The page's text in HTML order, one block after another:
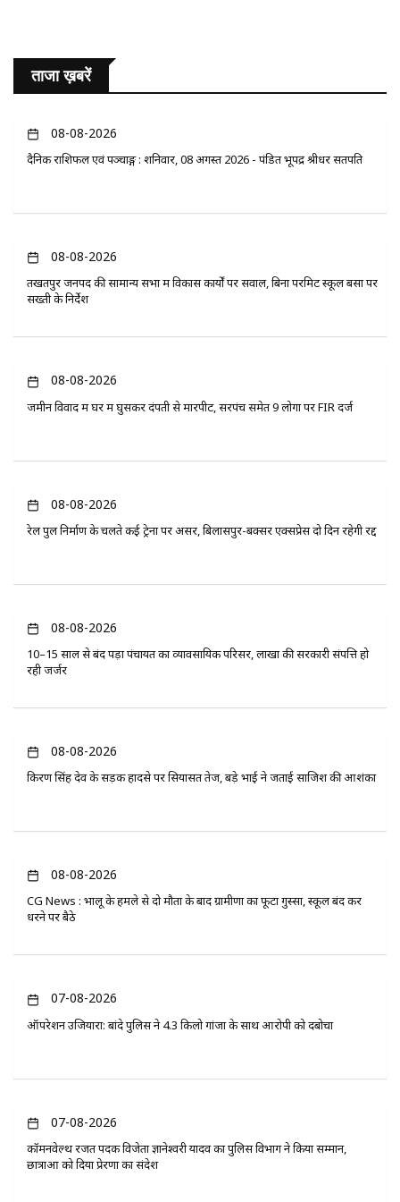
ताजा ख़बरें
08-08-2026
दैनिक राशिफल एवं पञ्चाङ्ग : शनिवार, 08 अगस्त 2026 - पंडित भूपेंद्र श्रीधर सतपति
08-08-2026
तखतपुर जनपद की सामान्य सभा में विकास कार्यों पर सवाल, बिना परमिट स्कूल बसों पर
सख्ती के निर्देश
08-08-2026
जमीन विवाद में घर में घुसकर दंपती से मारपीट, सरपंच समेत 9 लोगों पर FIR दर्ज
08-08-2026
रेल पुल निर्माण के चलते कई ट्रेनों पर असर, बिलासपुर-बक्सर एक्सप्रेस दो दिन रहेगी रद्द
08-08-2026
10–15 साल से बंद पड़ा पंचायत का व्यावसायिक परिसर, लाखों की सरकारी संपत्ति हो
रही जर्जर
08-08-2026
किरण सिंह देव के सड़क हादसे पर सियासत तेज, बड़े भाई ने जताई साजिश की आशंका
08-08-2026
CG News : भालू के हमले से दो मौतों के बाद ग्रामीणों का फूटा गुस्सा, स्कूल बंद कर
धरने पर बैठे
07-08-2026
ऑपरेशन उजियारा: बांदे पुलिस ने 4.3 किलो गांजा के साथ आरोपी को दबोचा
07-08-2026
कॉमनवेल्थ रजत पदक विजेता ज्ञानेश्वरी यादव का पुलिस विभाग ने किया सम्मान,
छात्राओं को दिया प्रेरणा का संदेश